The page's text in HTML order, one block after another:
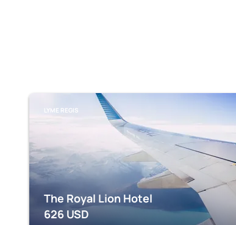
LYME REGIS
The Royal Lion Hotel
626 USD